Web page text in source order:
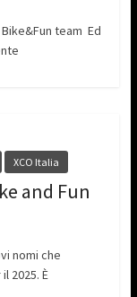
team Ed
XCO Italia
and Fun
nomi che
2025. È